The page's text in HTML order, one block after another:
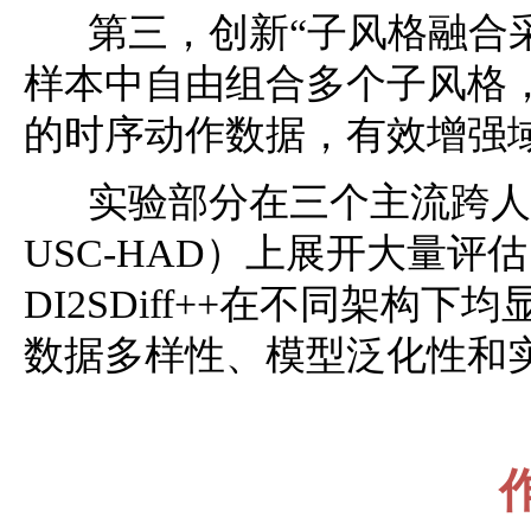
第三，创新“子风格融合
样本中自由组合多个子风格
的时序动作数据，有效增强
实验部分在三个主流跨人
USC-HAD）上展开大量评
DI2SDiff++在不同架构下均
数据多样性、模型泛化性和